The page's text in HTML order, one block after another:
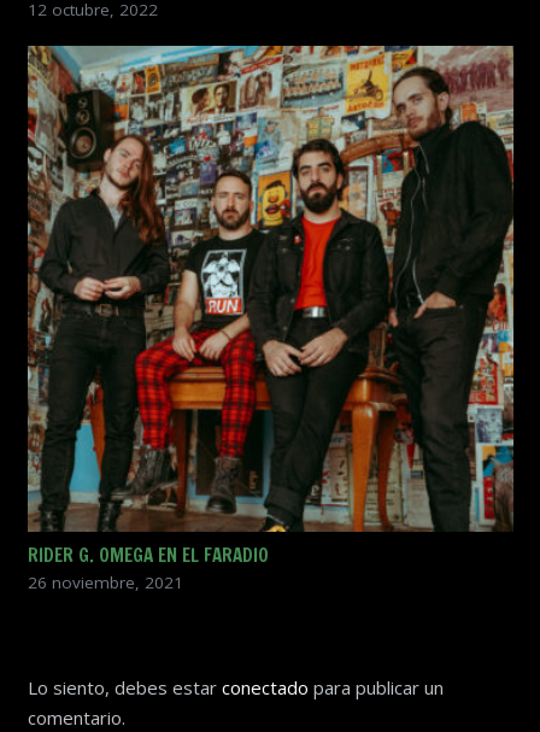
12 octubre, 2022
RIDER G. OMEGA EN EL FARADIO
26 noviembre, 2021
Lo siento, debes estar conectado para publicar un
comentario.